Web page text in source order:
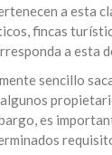
a esta
fincas
a esta
sencillo
es